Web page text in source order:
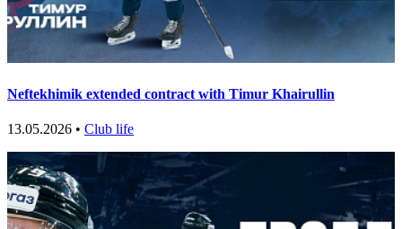
Neftekhimik extended contract with Timur Khairullin
13.05.2026 • Club life